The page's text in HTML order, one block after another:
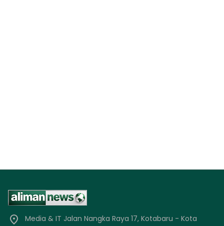
Media & IT Jalan Nangka Raya 17, Kotabaru - Kota